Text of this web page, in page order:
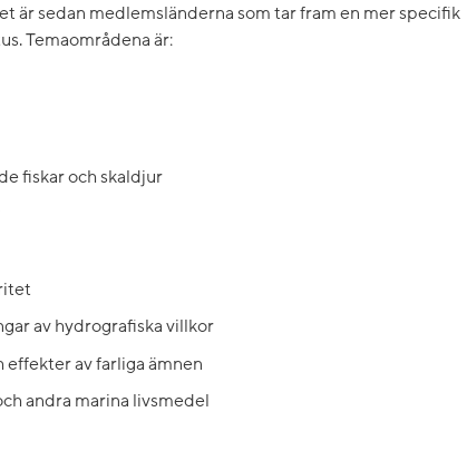
är sedan medlemsländerna som tar fram en mer specifik
Temaområdena är:
fiskar och skaldjur
av hydrografiska villkor
av farliga ämnen
andra marina livsmedel